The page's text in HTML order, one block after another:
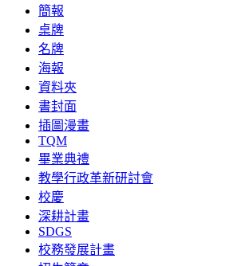
簡報
桌牌
名牌
海報
資料夾
書封面
插圖漫畫
TQM
畢業典禮
教學行政革新研討會
校慶
深耕計畫
SDGS
校務發展計畫